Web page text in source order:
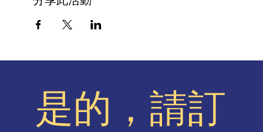
是的，請訂